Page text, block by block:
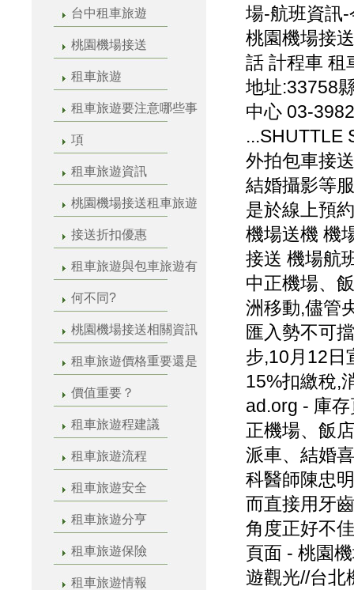
台中租車旅遊
桃園機場接送
租車旅遊
租車旅遊要注意哪些事
項
租車旅遊資訊
桃園機場接送租車旅遊
接送折扣優惠
租車旅遊與包車旅遊有
何不同?
桃園機場接送相關資訊
租車旅遊價格重要還是
價值重要？
租車旅遊程建議
租車旅遊流程
租車旅遊安全
租車旅遊分亨
租車旅遊保險
租車旅遊情報
場-航班資訊
桃園機場接
話 計程車 租
地址:33758
中心 03-
...SHUTTLE
外拍包車接
結婚攝影等
是於線上預
機場送機 機
接送 機場航
中正機場、
洲移動,儘管
匯入勢不可
步,10月12日
15%扣繳稅,
ad.org - 庫
正機場、飯
派車、結婚
科醫師陳忠
而直接用牙
角度正好不
頁面 - 桃園
遊觀光//台北